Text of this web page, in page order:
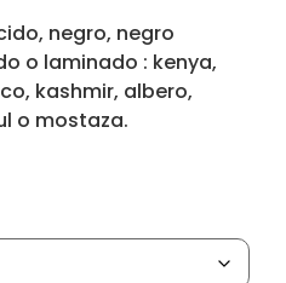
negro, negro
o laminado : kenya,
kashmir, albero,
o mostaza.